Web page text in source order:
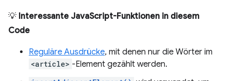
💡 Interessante JavaScript-Funktionen in diesem
Code
Reguläre Ausdrücke, mit denen nur die Wörter im
<article> -Element gezählt werden.